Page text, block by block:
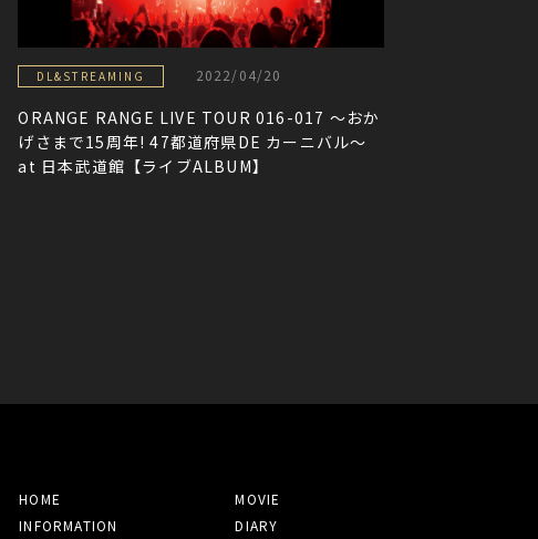
DL&STREAMING 2022/04/20
ORANGE RANGE LIVE TOUR 016-017 〜おか
げさまで15周年! 47都道府県DE カーニバル〜
at 日本武道館【ライブALBUM】
HOME
INFORMATION
MOVIE
DIARY